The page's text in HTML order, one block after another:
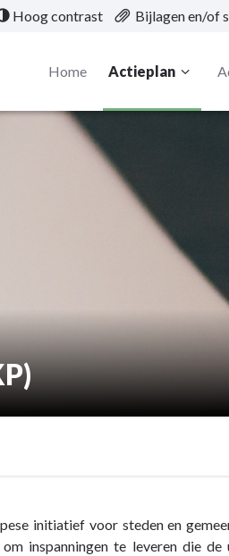
Hoog contrast Bijlagen en/of
Home Actieplan
initiatief voor steden en
inspanningen te leveren die